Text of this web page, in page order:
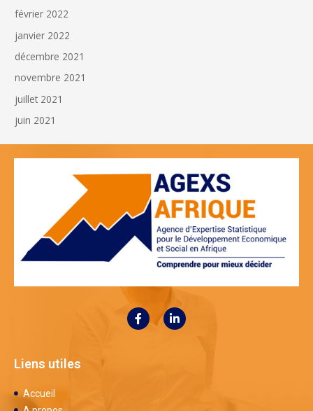
février 2022
janvier 2022
décembre 2021
novembre 2021
juillet 2021
juin 2021
Liens utiles
Accueil